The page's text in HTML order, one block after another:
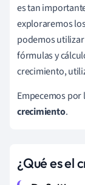
es tan
exploraremos
podemos
fórmulas y
crecimiento,
Empecemos
crecimiento.
¿Qué es el